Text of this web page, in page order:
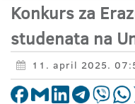
Konkurs za
studenata na
11. april 2025.